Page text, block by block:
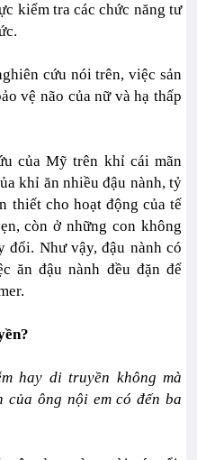
kiểm tra các chức năng tư
cứu nói trên, việc sản
vệ não của nữ và hạ thấp
của Mỹ trên khỉ cái mãn
khỉ ăn nhiều đậu nành, tỷ
thiết cho hoạt động của tế
còn ở những con không
đổi. Như vậy, đậu nành có
ăn đậu nành đều đặn để
hay di truyền không mà
ông nội em có đến ba